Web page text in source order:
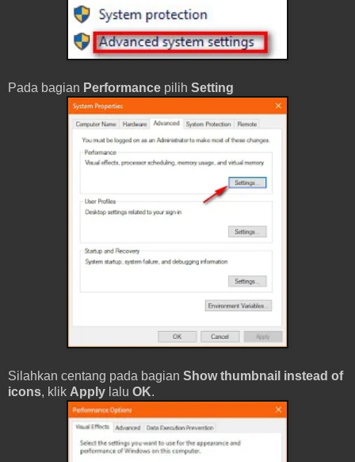
Pada bagian Performance pilih Setting
Silahkan centang pada bagian Show thumbnail instead of
icons, klik Apply lalu OK.